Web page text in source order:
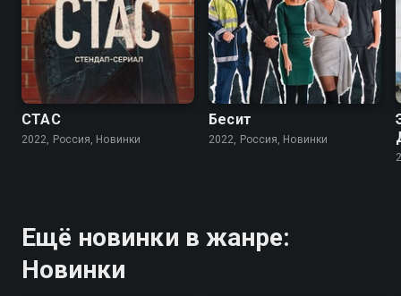
СТАС
2022, Россия, Новинки
Бесит
2022, Россия, Новинки
Ещё новинки в жанре:
Новинки